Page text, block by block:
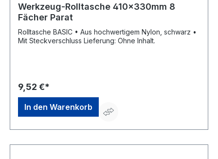
Werkzeug-Rolltasche 410x330mm 8
Fächer Parat
Rolltasche BASIC • Aus hochwertigem Nylon, schwarz •
Mit Steckverschluss Lieferung: Ohne Inhalt.
9,52 €*
In den Warenkorb